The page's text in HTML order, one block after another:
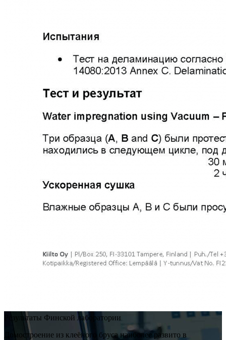
Результаты Финской лаборатории
Домостроение из клеёного бруса наиболее развито в